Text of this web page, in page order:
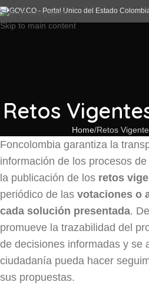
Skip to navigation
Skip to main content
Retos
Home Retos
Foncolombia garantiza la
información de los procesos
la publicación de los retos
periódico de las votaciones o
cada solución presentada.
promueve la trazabilidad del
de decisiones informadas y se
ciudadanía pueda hacer
sus propuestas.